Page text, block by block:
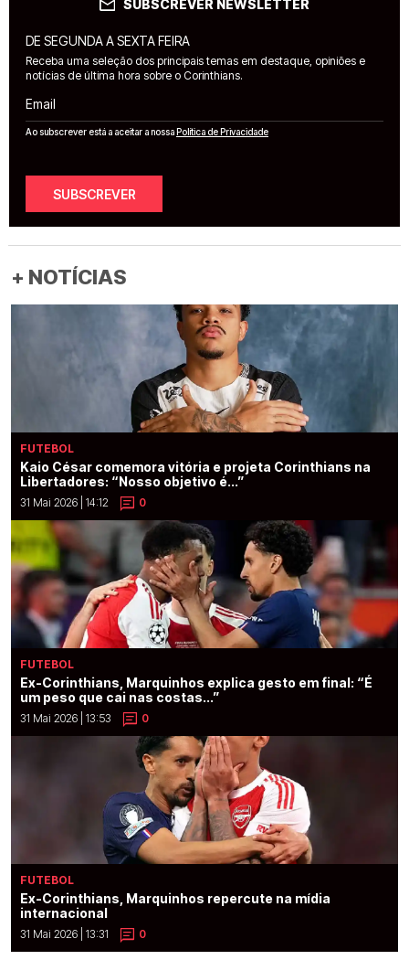
SUBSCREVER NEWSLETTER
DE SEGUNDA A SEXTA FEIRA
Receba uma seleção dos principais temas em destaque, opiniões e
notícias de última hora sobre o Corinthians.
Email
Ao subscrever está a aceitar a nossa Política de Privacidade
SUBSCREVER
+ NOTÍCIAS
FUTEBOL
Kaio César comemora vitória e projeta Corinthians na
Libertadores: “Nosso objetivo é...”
31 Mai 2026 | 14:12 0
FUTEBOL
Ex-Corinthians, Marquinhos explica gesto em final: “É
um peso que cai nas costas...”
31 Mai 2026 | 13:53 0
FUTEBOL
Ex-Corinthians, Marquinhos repercute na mídia
internacional
31 Mai 2026 | 13:31 0